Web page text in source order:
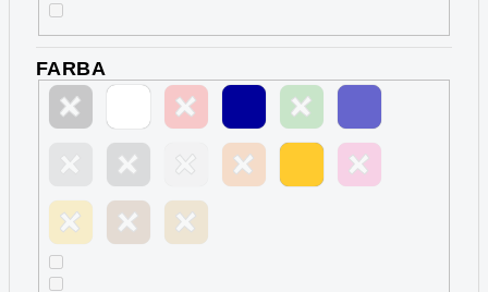
FARBA